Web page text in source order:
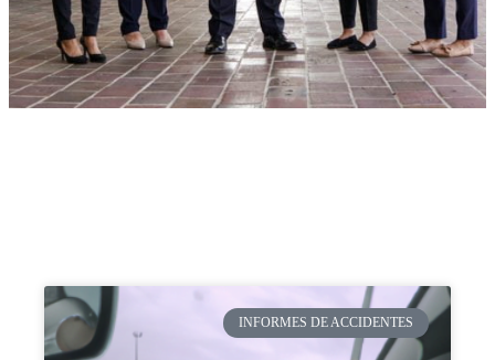
INFORMES DE ACCIDENTES